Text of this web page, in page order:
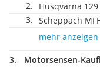
Husqvarna 129
Scheppach
mehr anzeigen
Motorsensen-